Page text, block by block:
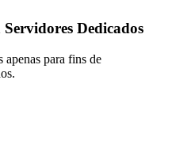
Dedicados
apenas para fins de